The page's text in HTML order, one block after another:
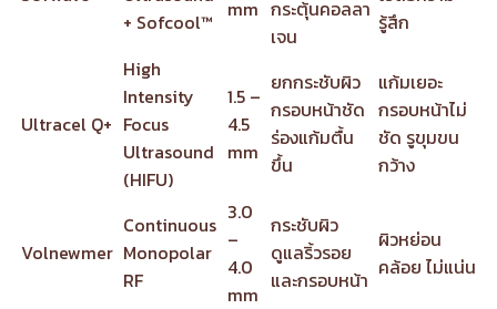
+ Sofcool™
mm กระตุ้นคอลลา
เจน
รู้สึก
Ultracel Q+
High
Intensity
Focus
Ultrasound
(HIFU)
1.5 –
4.5
mm
ยกกระชับผิว
กรอบหน้าชัด
ร่องแก้มตื้น
ขึ้น
แก้มเยอะ
กรอบหน้าไม่
ชัด รูขุมขน
กว้าง
Volnewmer
Continuous
Monopolar
RF
3.0
–
4.0
mm
กระชับผิว
ดูแลริ้วรอย
และกรอบหน้า
ผิวหย่อน
คล้อย ไม่แน่น